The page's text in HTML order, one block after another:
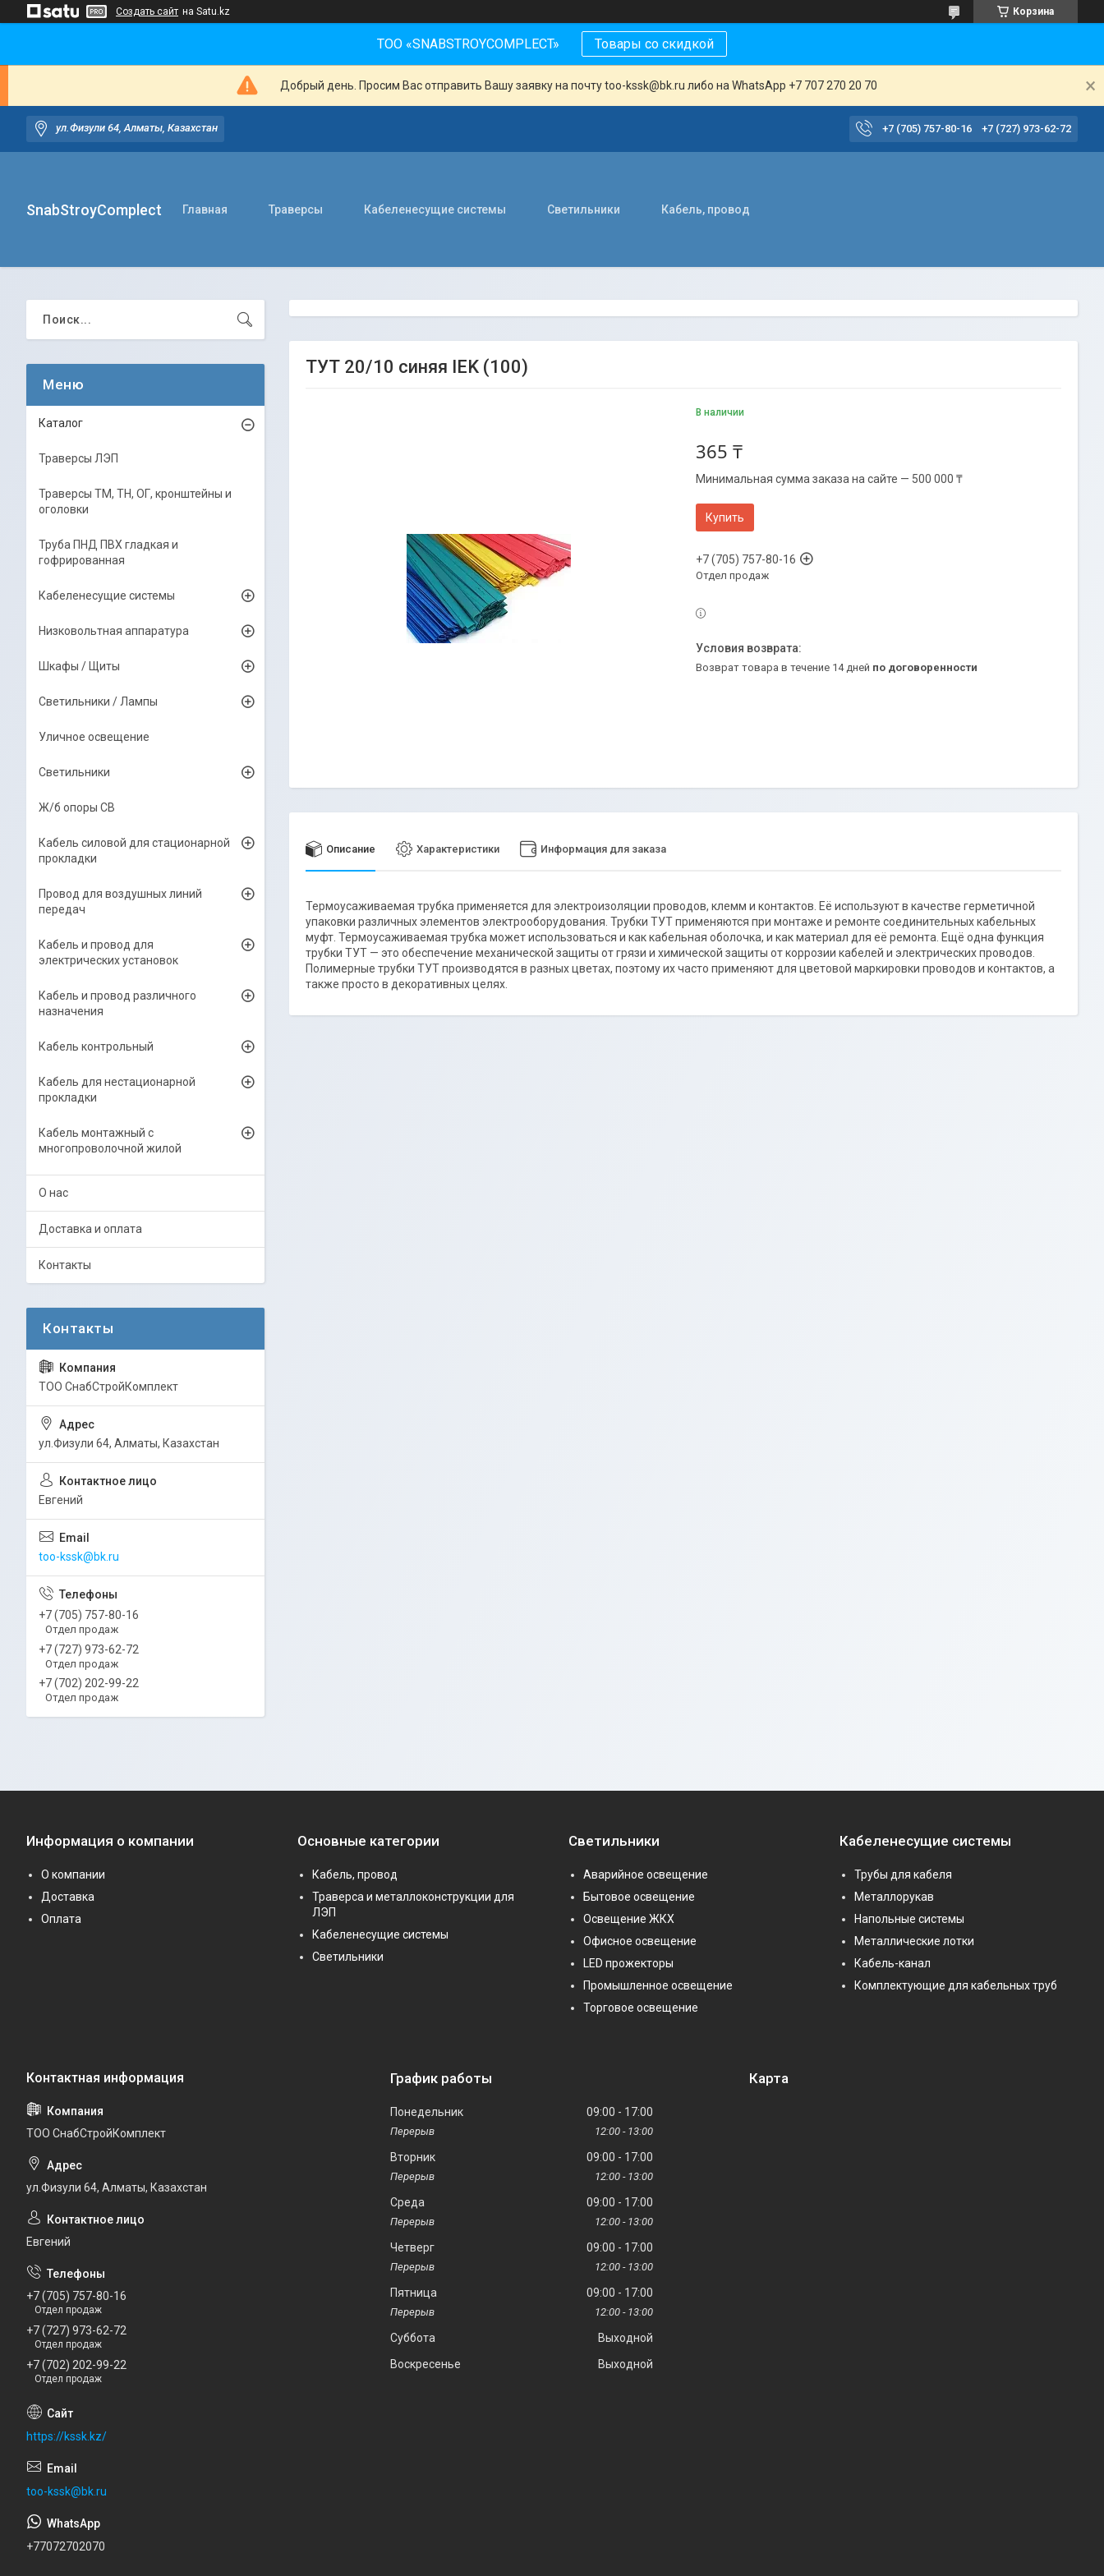
Создать сайт на Satu.kz Корзина
ТОО «SNABSTROYCOMPLECT» Товары со скидкой
Добрый день. Просим Вас отправить Вашу заявку на почту too-kssk@bk.ru либо на WhatsApp +7 707 270 20 70
ул.Физули 64, Алматы, Казахстан +7 (705) 757-80-16 +7 (727) 973-62-72
SnabStroyComplect Главная Траверсы Кабеленесущие системы Светильники Кабель, провод
ТУТ 20/10 синяя IEK (100)
В наличии
365 ₸
Минимальная сумма заказа на сайте — 500 000 ₸
Купить
+7 (705) 757-80-16
Отдел продаж
возврат товара в течение 14 дней по договоренности
Описание Характеристики Информация для заказа
Термоусаживаемая трубка применяется для электроизоляции проводов, клемм и контактов. Её используют в качестве герметичной
упаковки различных элементов электрооборудования. Трубки ТУТ применяются при монтаже и ремонте соединительных кабельных
муфт. Термоусаживаемая трубка может использоваться и как кабельная оболочка, и как материал для её ремонта. Ещё одна функция
трубки ТУТ — это обеспечение механической защиты от грязи и химической защиты от коррозии кабелей и электрических проводов.
Полимерные трубки ТУТ производятся в разных цветах, поэтому их часто применяют для цветовой маркировки проводов и контактов, а
также просто в декоративных целях.
Каталог
Траверсы ЛЭП
Траверсы ТМ, ТН, ОГ, кронштейны и
оголовки
Труба ПНД ПВХ гладкая и
гофрированная
Кабеленесущие системы
Низковольтная аппаратура
Шкафы / Щиты
Светильники / Лампы
Уличное освещение
Светильники
Ж/б опоры СВ
Кабель силовой для стационарной
прокладки
Провод для воздушных линий
передач
Кабель и провод для
электрических установок
Кабель и провод различного
назначения
Кабель контрольный
Кабель для нестационарной
прокладки
Кабель монтажный с
многопроволочной жилой
О нас
Доставка и оплата
Контакты
ТОО СнабСтройКомплект
ул.Физули 64, Алматы, Казахстан
Евгений
too-kssk@bk.ru
+7 (705) 757-80-16
Отдел продаж
+7 (727) 973-62-72
Отдел продаж
+7 (702) 202-99-22
Отдел продаж
Информация о компании
О компании
Доставка
Оплата
Основные категории
Кабель, провод
Траверса и металлоконструкции для
ЛЭП
Кабеленесущие системы
Светильники
Светильники
Аварийное освещение
Бытовое освещение
Освещение ЖКХ
Офисное освещение
LED прожекторы
Промышленное освещение
Торговое освещение
Кабеленесущие системы
Трубы для кабеля
Металлорукав
Напольные системы
Металлические лотки
Кабель-канал
Комплектующие для кабельных труб
ТОО СнабСтройКомплект
ул.Физули 64, Алматы, Казахстан
Евгений
+7 (705) 757-80-16
Отдел продаж
+7 (727) 973-62-72
Отдел продаж
+7 (702) 202-99-22
Отдел продаж
https://kssk.kz/
too-kssk@bk.ru
+77072702070
График работы
Понедельник 09:00 17:00
12:00 13:00
Вторник 09:00 17:00
12:00 13:00
Среда 09:00 17:00
12:00 13:00
Четверг 09:00 17:00
12:00 13:00
Пятница 09:00 17:00
12:00 13:00
Суббота
Выходной
Воскресенье
Выходной
Карта